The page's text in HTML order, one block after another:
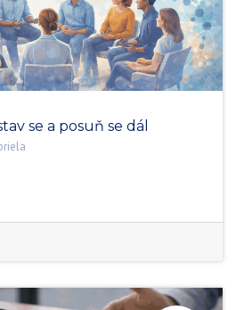
se a posuň se dál